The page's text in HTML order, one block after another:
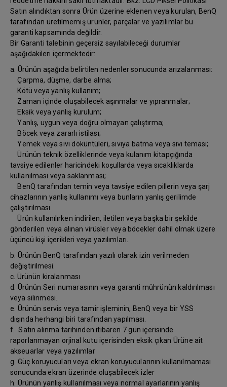
Satın alındıktan sonra Ürün üzerine eklenen veya kurulan, BenQ
tarafından üretilmemiş ürünler, parçalar ve yazılımlar bu
garanti kapsamında değildir.
Bir Garanti talebinin geçersiz sayılabileceği durumlar
aşağıdakileri içermektedir:
a. Ürünün aşağıda belirtilen nedenler sonucunda arızalanması:
Çarpma, düşme, darbe alma;
Kötü veya yanlış kullanım;
Zaman içinde oluşabilecek aşınmalar ve yıpranmalar;
Eksik veya yanlış kurulum;
Yanlış, uygun veya doğru olmayan çalıştırma;
Böcek veya zararlı istilası;
Yemek veya sıvı döküntüleri, sıvıya batma veya sıvı teması;
Ürünün teknik özelliklerinde veya kulanım kitapçığında
tavsiye edilenler haricindeki koşullarda veya sıcaklıklarda
kullanılması veya saklanması;
BenQ tarafından temin veya tavsiye edilen pillerin veya şarj
cihazlarının yanlış kullanımı veya bunların yanlış gerilimde
çalıştırılması
Ürün kullanılırken indirilen, iletilen veya başka bir şekilde
gönderilen veya alınan virüsler veya böcekler dahil olmak üzere
üçüncü kişi içerikleri veya yazılımları.
b. Ürünün BenQ tarafından yazılı olarak izin verilmeden
değiştirilmesi.
c. Ürünün kiralanması
d. Ürünün Seri numarasının veya garanti mührünün kaldırılması
veya silinmesi.
e. Ürünün servis veya tamir işleminin, BenQ veya bir YSS
dışında herhangi biri tarafından yapılması.
f. Satın alınma tarihinden itibaren 7 gün içerisinde
raporlanmayan orjinal kutu içerisinden eksik çıkan Ürüne ait
akseuarlar veya yazılımlar
g. Güç koruyucuları veya ekran koruyucularının kullanılmaması
sonucunda ekran üzerinde oluşabilecek izler
h. Ürünün yanlış kullanılması veya normal ayarlarının yanlış